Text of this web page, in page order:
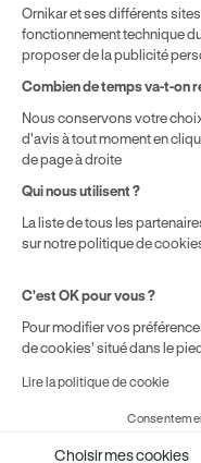
achetez comme détaillé
Vente.
Ornikar et ses différents
fonctionnement technique
proposer de la publicité
Combien de temps va-t-on
Nous conservons votre
d'avis à tout moment en
de page à droite
Qui nous utilisent ?
La liste de tous les
sur notre politique de
C'est OK pour vous ?
Pour modifier vos
de cookies' situé dans le
Lire la politique de cookie
Choisir mes cookies
Cookies